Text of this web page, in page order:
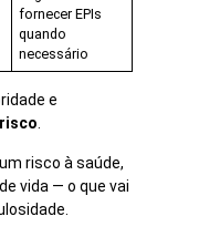
fornecer EPIs
quando
necessário
e
.
risco à saúde,
vida ― o que vai